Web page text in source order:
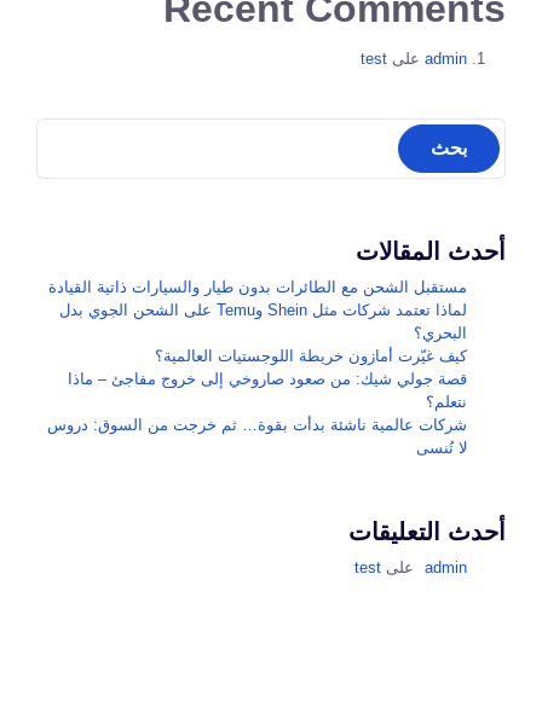
admin على test
أحدث المقالات
مستقبل الشحن مع الطائرات بدون طيار والسيارات ذاتية القيادة
لماذا تعتمد شركات مثل Shein وTemu على الشحن الجوي بدل
البحري؟
كيف غيّرت أمازون خريطة اللوجستيات العالمية؟
قصة جولي شيك: من صعود صاروخي إلى خروج مفاجئ – ماذا
نتعلم؟
شركات عالمية ناشئة بدأت بقوة… ثم خرجت من السوق: دروس
لا تُنسى
أحدث التعليقات
admin على test